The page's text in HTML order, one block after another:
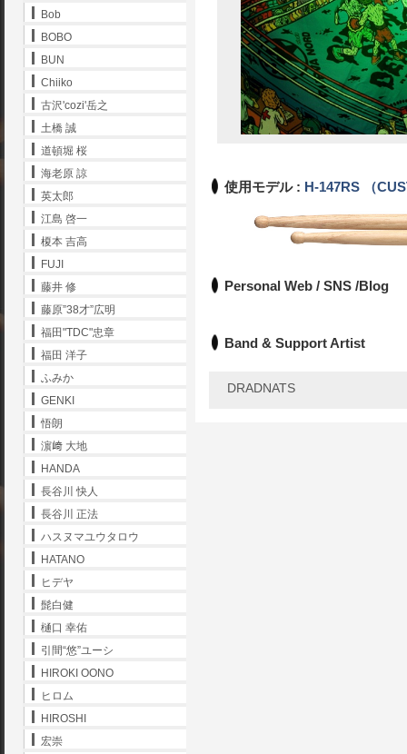
使用モデル : H-147RS （
Personal Web / SNS /Blog
Band & Support Artist
DRADNATS
Bob
BOBO
BUN
Chiiko
古沢'cozi'岳之
土橋 誠
道頓堀 桜
海老原 諒
英太郎
江島 啓一
榎本 吉高
FUJI
藤井 修
藤原”38才”広明
福田"TDC"忠章
福田 洋子
ふみか
GENKI
悟朗
濵﨑 大地
HANDA
長谷川 快人
長谷川 正法
ハスヌマユウタロウ
HATANO
ヒデヤ
髭白健
樋口 幸佑
引間“悠”ユーシ
HIROKI OONO
ヒロム
HIROSHI
宏崇